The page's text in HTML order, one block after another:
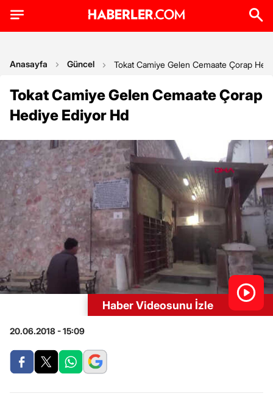
Anasayfa Güncel Tokat Camiye Gelen Cemaate Çorap
Tokat Camiye Gelen Cemaate Çorap
Hediye Ediyor Hd
Haber Videosunu İzle
20.06.2018 - 15:09